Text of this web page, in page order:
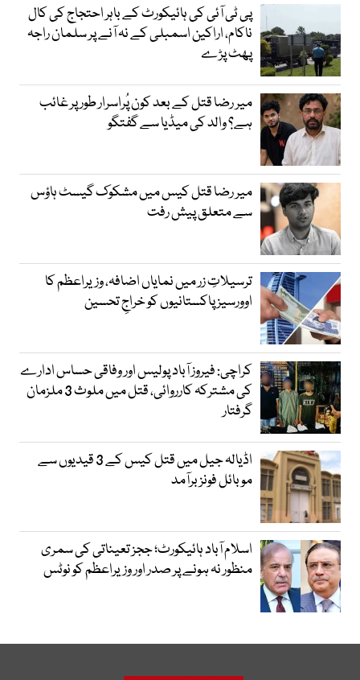
پی ٹی آئی کی ہائیکورٹ کے باہر احتجاج کی کال
ناکام، اراکین اسمبلی کے نہ آنے پر سلمان راجہ
پھٹ پڑے
میر رضا قتل کے بعد کون پُراسرار طور پر غائب
ہے؟ والد کی میڈیا سے گفتگو
میر رضا قتل کیس میں مشکوک گیسٹ ہاؤس
سے متعلق پیش رفت
ترسیلاتِ زر میں نمایاں اضافہ، وزیراعظم کا
اوورسیز پاکستانیوں کو خراجِ تحسین
کراچی: فیروز آباد پولیس اور وفاقی حساس ادارے
کی مشترکہ کارروائی، قتل میں ملوث 3 ملزمان
گرفتار
اڈیالہ جیل میں قتل کیس کے 3 قیدیوں سے
موبائل فونز برآمد
اسلام آباد ہائیکورٹ؛ ججز تعیناتی کی سمری
منظور نہ ہونے پر صدر اور وزیراعظم کو نوٹس